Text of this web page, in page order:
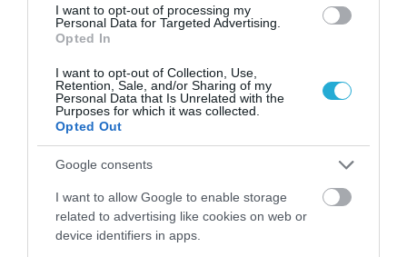
I want to opt-out of processing my
Personal Data for Targeted Advertising.
Opted In
I want to opt-out of Collection, Use,
Retention, Sale, and/or Sharing of my
Personal Data that Is Unrelated with the
Purposes for which it was collected.
Opted Out
Google consents
I want to allow Google to enable storage
related to advertising like cookies on web or
device identifiers in apps.
PODCASTS
Μπαλατσούκας pagenews.gr:«Η κυβέρνηση θυμάται τους
στήριξη»